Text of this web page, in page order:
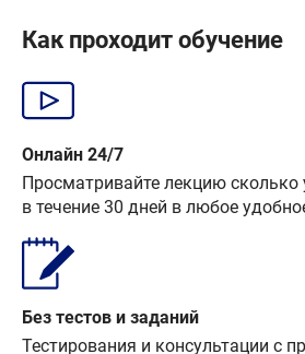
Как проходит обучение
Онлайн 24/7
Просматривайте лекцию сколько
в течение 30 дней в любое
Без тестов и заданий
Тестирования и консультации с